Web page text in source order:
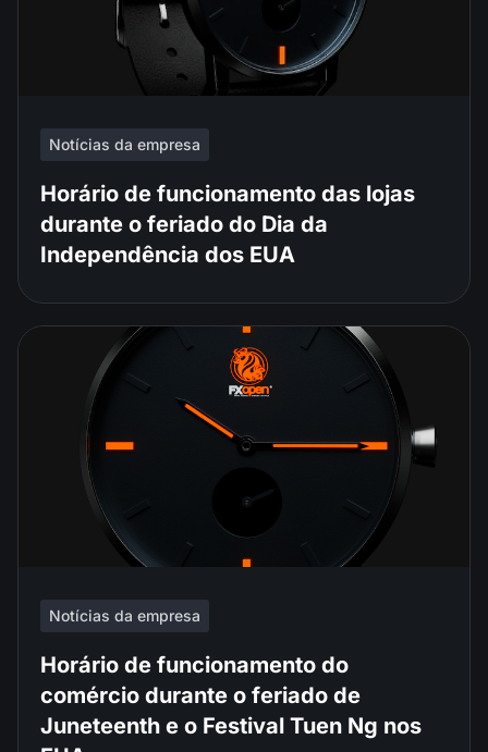
Notícias da empresa
Horário de funcionamento das lojas
durante o feriado do Dia da
Independência dos EUA
Notícias da empresa
Horário de funcionamento do
comércio durante o feriado de
Juneteenth e o Festival Tuen Ng nos